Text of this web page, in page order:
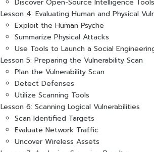
Lesson 4: Evaluating Human and Physical
Exploit the Human Psyche
Summarize Physical Attacks
Use Tools to Launch a Social
Lesson 5: Preparing the Vulnerability Scan
Plan the Vulnerability Scan
Detect Defenses
Utilize Scanning Tools
Lesson 6: Scanning Logical Vulnerabilities
Scan Identified Targets
Evaluate Network Traffic
Uncover Wireless Assets